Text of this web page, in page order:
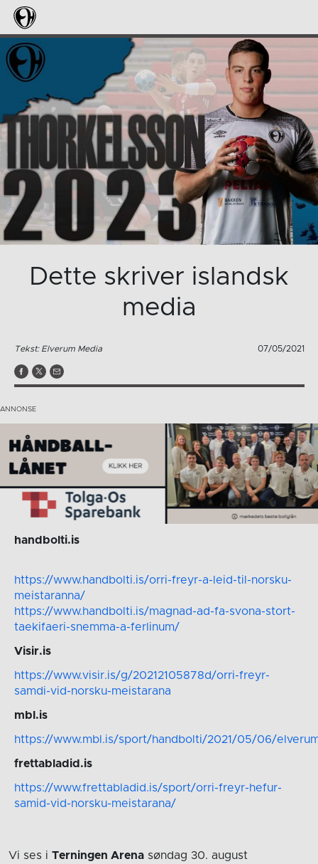
Dette skriver islandsk
media
Tekst: Elverum Media 07/05/2021
handbolti.is
https://www.handbolti.is/orri-freyr-a-leid-til-norsku-
meistaranna/
https://www.handbolti.is/magnad-ad-fa-svona-stort-
taekifaeri-snemma-a-ferlinum/
Visir.is
https://www.visir.is/g/20212105878d/orri-freyr-
samdi-vid-norsku-meistarana
mbl.is
https://www.mbl.is/sport/handbolti/2021/05/06/
frettabladid.is
https://www.frettabladid.is/sport/orri-freyr-hefur-
samid-vid-norsku-meistarana/
Vi ses i Terningen Arena søndag 30. august